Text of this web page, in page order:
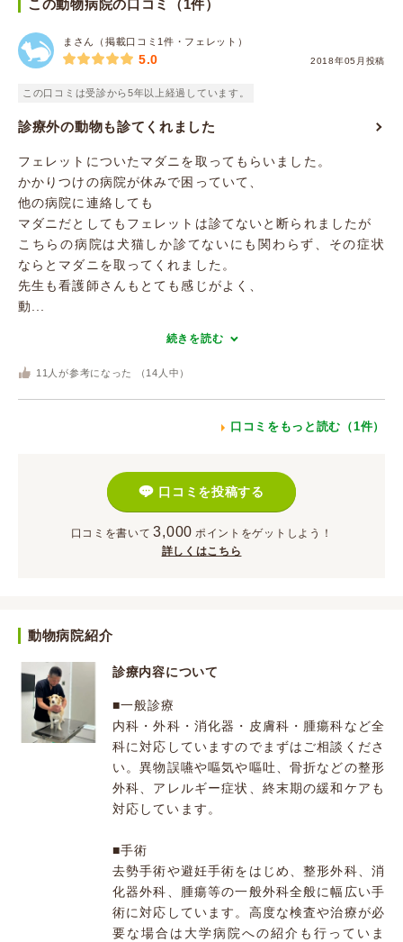
この動物病院の口コミ（1件）
まさん（掲載口コミ1件・フェレット）
2018年05月投稿
5.0
この口コミは受診から5年以上経過しています。
診療外の動物も診てくれました
フェレットについたマダニを取ってもらいました。
かかりつけの病院が休みで困っていて、
他の病院に連絡しても
マダニだとしてもフェレットは診てないと断られましたが
こちらの病院は犬猫しか診てないにも関わらず、その症状
ならとマダニを取ってくれました。
先生も看護師さんもとても感じがよく、
動...
続きを読む
11 人が参考になった （ 14 人中）
口コミをもっと読む（1件）
口コミを投稿する
口コミを書いて 3,000 ポイント をゲットしよう！
詳しくはこちら
動物病院紹介
診療内容について
■一般診療
内科・外科・消化器・皮膚科・腫瘍科など全
科に対応していますのでまずはご相談くださ
い。異物誤嚥や嘔気や嘔吐、骨折などの整形
外科、アレルギー症状、終末期の緩和ケアも
対応しています。
■手術
去勢手術や避妊手術をはじめ、整形外科、消
化器外科、腫瘍等の一般外科全般に幅広い手
術に対応しています。高度な検査や治療が必
要な場合は大学病院への紹介も行っていま